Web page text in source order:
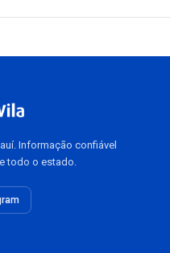
Informação confiável
todo o estado.